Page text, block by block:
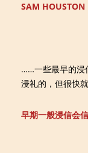
SAM HOUSTON
……一些最早的浸
浸礼的，但很快
早期一般浸信会